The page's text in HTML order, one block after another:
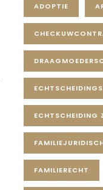
ADOPTIE
ECHTSCHEIDING
FAMILIERECHT